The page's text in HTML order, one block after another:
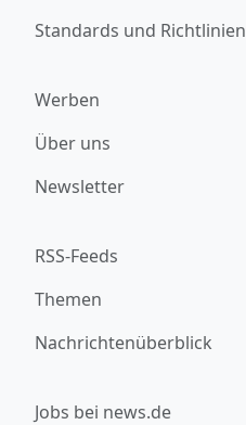
Standards und Richtlinien
Werben
Über uns
Newsletter
RSS-Feeds
Themen
Nachrichtenüberblick
Jobs bei news.de